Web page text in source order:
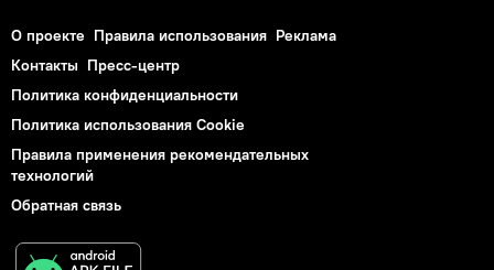
О проекте Правила использования Реклама
Контакты Пресс-центр
Политика конфиденциальности
Политика использования Cookie
Правила применения рекомендательных
технологий
Обратная связь